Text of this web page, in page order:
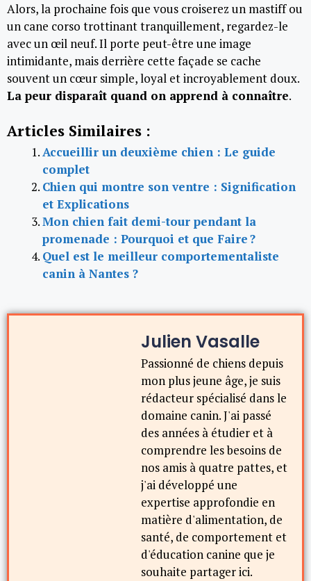
Alors, la prochaine fois que vous croiserez un mastiff ou
un cane corso trottinant tranquillement, regardez-le
avec un œil neuf. Il porte peut-être une image
intimidante, mais derrière cette façade se cache
souvent un cœur simple, loyal et incroyablement doux.
La peur disparaît quand on apprend à connaître.
Articles Similaires :
Accueillir un deuxième chien : Le guide
complet
Chien qui montre son ventre : Signification
et Explications
Mon chien fait demi-tour pendant la
promenade : Pourquoi et que Faire ?
Quel est le meilleur comportementaliste
canin à Nantes ?
Julien Vasalle
Passionné de chiens depuis
mon plus jeune âge, je suis
rédacteur spécialisé dans le
domaine canin. J'ai passé
des années à étudier et à
comprendre les besoins de
nos amis à quatre pattes, et
j'ai développé une
expertise approfondie en
matière d'alimentation, de
santé, de comportement et
d'éducation canine que je
souhaite partager ici.